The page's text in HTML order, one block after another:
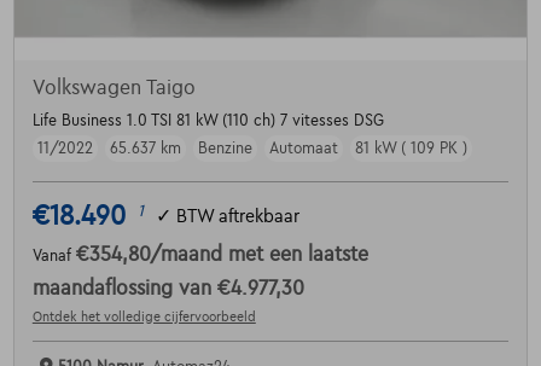
Volkswagen Taigo
Life Business 1.0 TSI 81 kW (110 ch) 7 vitesses DSG
11/2022
65.637 km Benzine Automaat 81 kW ( 109 PK )
€18.490 1 ✓ BTW aftrekbaar
Vanaf €354,80/maand met een laatste
maandaflossing van €4.977,30
Ontdek het volledige cijfervoorbeeld